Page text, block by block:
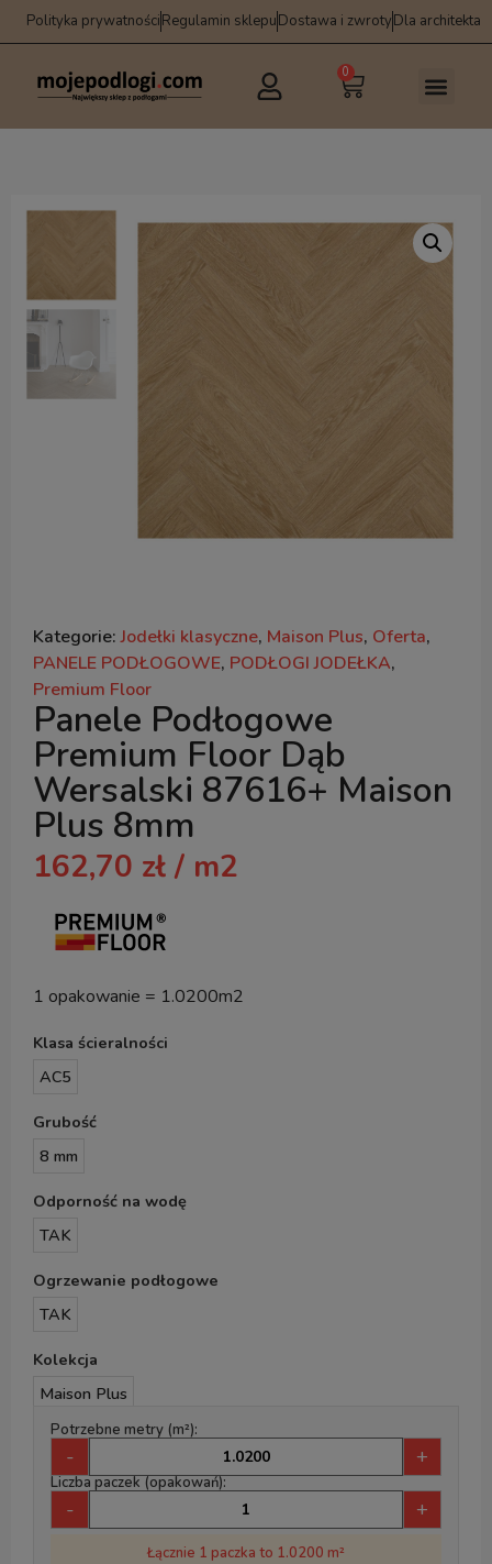
Polityka prywatnościRegulamin sklepuDostawa i zwrotyDla architekta
0
Kategorie:Jodełki klasyczne, Maison Plus, Oferta,
PANELE PODŁOGOWE, PODŁOGI JODEŁKA,
Premium Floor
Panele Podłogowe
Premium Floor Dąb
Wersalski 87616+ Maison
Plus 8mm
162,70 zł / m2
1 opakowanie = 1.0200m2
Klasa ścieralności
AC5
Grubość
8 mm
Odporność na wodę
TAK
Ogrzewanie podłogowe
TAK
Kolekcja
Maison Plus
Potrzebne metry (m²):
- +
Liczba paczek (opakowań):
- +
Łącznie 1 paczka to 1.0200 m²